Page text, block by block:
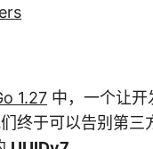
1.27 中，一个让
终于可以告别第三